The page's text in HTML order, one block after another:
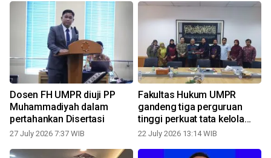
Dosen FH UMPR diuji PP
Muhammadiyah dalam
pertahankan Disertasi
27 July 2026 7:37 WIB
Fakultas Hukum UMPR
gandeng tiga perguruan
tinggi perkuat tata kelola
dan pengembangan
22 July 2026 13:14 WIB